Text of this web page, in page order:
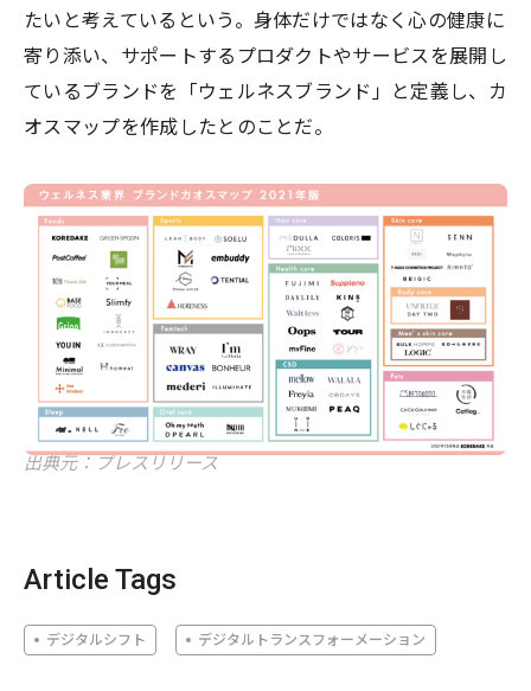
たいと考えているという。身体だけではなく心の健康に
寄り添い、サポートするプロダクトやサービスを展開し
ているブランドを「ウェルネスブランド」と定義し、カ
オスマップを作成したとのことだ。
出典元：プレスリリース
Article Tags
デジタルシフト デジタルトランスフォーメーション